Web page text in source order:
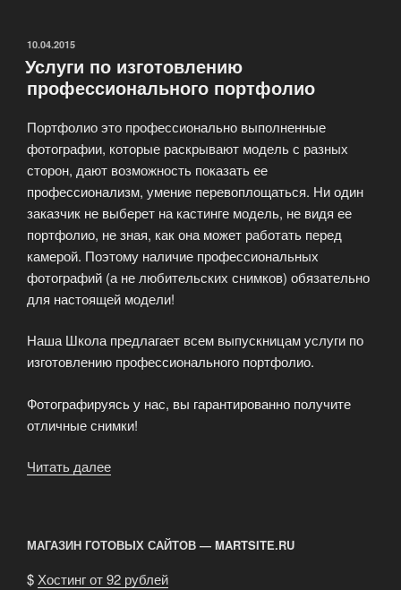
для
реализации
идей»
ОПУБЛИКОВАНО
10.04.2015
Услуги по изготовлению
профессионального портфолио
Портфолио это профессионально выполненные
фотографии, которые раскрывают модель с разных
сторон, дают возможность показать ее
профессионализм, умение перевоплощаться. Ни один
заказчик не выберет на кастинге модель, не видя ее
портфолио, не зная, как она может работать перед
камерой. Поэтому наличие профессиональных
фотографий (а не любительских снимков) обязательно
для настоящей модели!
Наша Школа предлагает всем выпускницам услуги по
изготовлению профессионального портфолио.
Фотографируясь у нас, вы гарантированно получите
отличные снимки!
Читать далее
портфолио»
МАГАЗИН ГОТОВЫХ САЙТОВ — MARTSITE.RU
$Хостинг от 92 рублей